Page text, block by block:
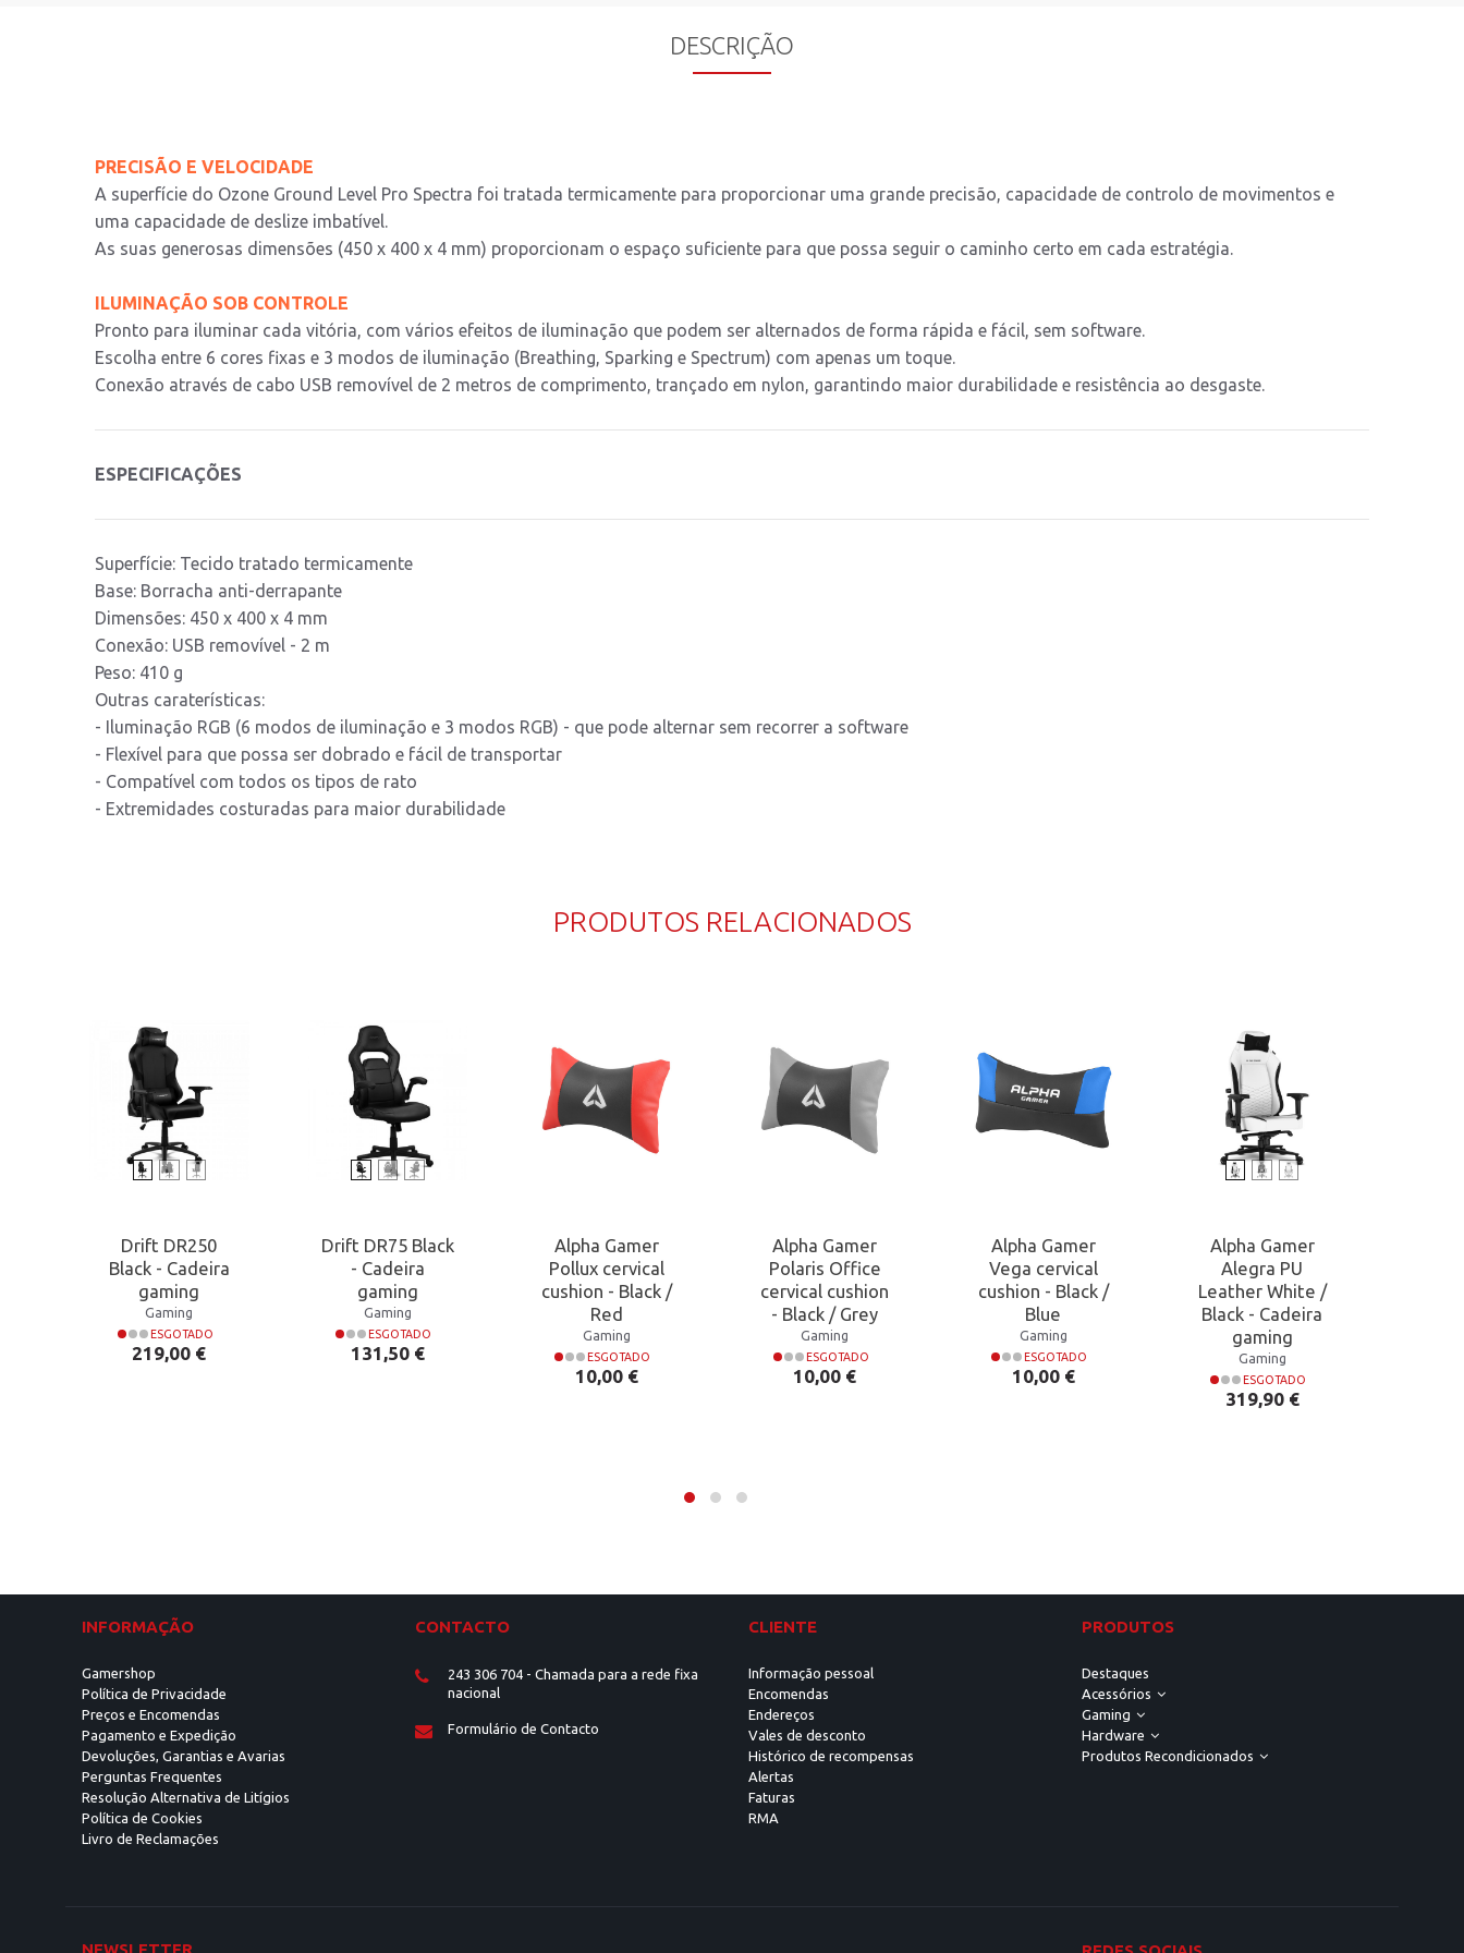
DESCRIÇÃO
PRECISÃO E VELOCIDADE
A superfície do Ozone Ground Level Pro Spectra foi tratada termicamente para proporcionar uma grande precisão, capacidade de controlo de movimentos e
uma capacidade de deslize imbatível.
As suas generosas dimensões (450 x 400 x 4 mm) proporcionam o espaço suficiente para que possa seguir o caminho certo em cada estratégia.
ILUMINAÇÃO SOB CONTROLE
Pronto para iluminar cada vitória, com vários efeitos de iluminação que podem ser alternados de forma rápida e fácil, sem software.
Escolha entre 6 cores fixas e 3 modos de iluminação (Breathing, Sparking e Spectrum) com apenas um toque.
Conexão através de cabo USB removível de 2 metros de comprimento, trançado em nylon, garantindo maior durabilidade e resistência ao desgaste.
ESPECIFICAÇÕES
Superfície: Tecido tratado termicamente
Base: Borracha anti-derrapante
Dimensões: 450 x 400 x 4 mm
Conexão: USB removível - 2 m
Peso: 410 g
Outras caraterísticas:
- Iluminação RGB (6 modos de iluminação e 3 modos RGB) - que pode alternar sem recorrer a software
- Flexível para que possa ser dobrado e fácil de transportar
- Compatível com todos os tipos de rato
- Extremidades costuradas para maior durabilidade
PRODUTOS RELACIONADOS
Drift DR250
Black - Cadeira
gaming
Gaming
ESGOTADO
Preço
219,00 €
Drift DR75 Black
- Cadeira
gaming
Gaming
ESGOTADO
Preço
131,50 €
Alpha Gamer
Pollux cervical
cushion - Black /
Red
Gaming
ESGOTADO
Preço
10,00 €
Alpha Gamer
Polaris Office
cervical cushion
- Black / Grey
Gaming
ESGOTADO
Preço
10,00 €
Alpha Gamer
Vega cervical
cushion - Black /
Blue
Gaming
ESGOTADO
Preço
10,00 €
Alpha Gamer
Alegra PU
Leather White /
Black - Cadeira
gaming
Gaming
ESGOTADO
Preço
319,90 €
INFORMAÇÃO
Gamershop
Política de Privacidade
Preços e Encomendas
Pagamento e Expedição
Devoluções, Garantias e Avarias
Perguntas Frequentes
Resolução Alternativa de Litígios
Política de Cookies
Livro de Reclamações
CONTACTO
243 306 704 - Chamada para a rede fixa
nacional
Formulário de Contacto
CLIENTE
Informação pessoal
Encomendas
Endereços
Vales de desconto
Histórico de recompensas
Alertas
Faturas
RMA
PRODUTOS
Destaques
Acessórios
Gaming
Hardware
Produtos Recondicionados
NEWSLETTER